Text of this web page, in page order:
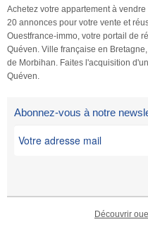
Achetez votre appartement à
20 annonces pour votre vente et
Ouestfrance-immo, votre portail de
Quéven. Ville française en
de Morbihan. Faites l'acquisition
Quéven.
Abonnez-vous à notre
Découvrir